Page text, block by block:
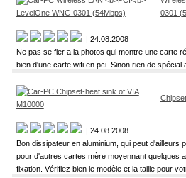
0301
| 24.08.2008
Ne pas se fier a la photos qui montre une carte
bien d'une carte wifi en pci. Sinon rien de spécial
| 24.08.2008
Bon dissipateur en aluminium, qui peut d'ailleurs
pour d'autres cartes mère moyennant quelques
fixation. Vérifiez bien le modèle et la taille pour